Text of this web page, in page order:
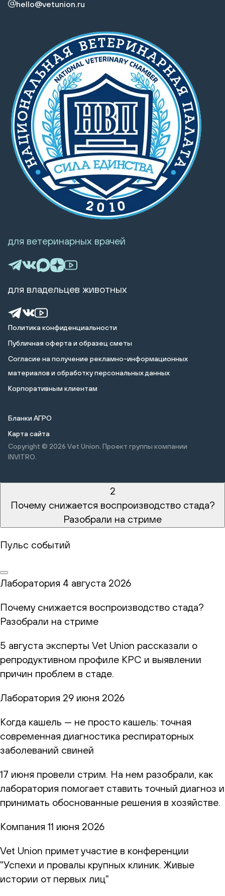
hello@vetunion.ru
Политика конфиденциальности
Публичная оферта и образец сметы
Cогласие на получение рекламно-информационных
материалов и обработку персональных данных
Корпоративным клиентам
Бланки АГРО
Карта сайта
Copyright © 2026 Vet Union. Проект группы компании
INVITRO.
для ветеринарных врачей
для владельцев животных
2
Почему снижается воспроизводство стада?
Разобрали на стриме
Пульс событий
Лаборатория 4 августа 2026
Почему снижается воспроизводство стада?
Разобрали на стриме
5 августа эксперты Vet Union рассказали о
репродуктивном профиле КРС и выявлении
причин проблем в стаде.
Лаборатория 29 июня 2026
Когда кашель — не просто кашель: точная
современная диагностика респираторных
заболеваний свиней
17 июня провели стрим. На нем разобрали, как
лаборатория помогает ставить точный диагноз и
принимать обоснованные решения в хозяйстве.
Компания 11 июня 2026
Vet Union примет участие в конференции
"Успехи и провалы крупных клиник. Живые
истории от первых лиц"